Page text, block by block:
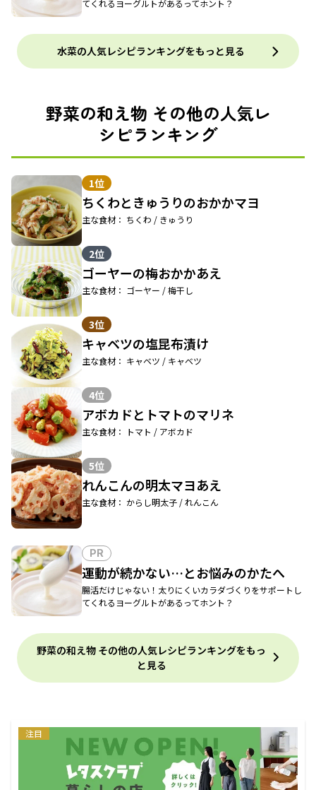
てくれるヨーグルトがあるってホント？
水菜の人気レシピランキングをもっと見る
野菜の和え物 その他の人気レ
シピランキング
1位
ちくわときゅうりのおかかマヨ
主な食材： ちくわ / きゅうり
2位
ゴーヤーの梅おかかあえ
主な食材： ゴーヤー / 梅干し
3位
キャベツの塩昆布漬け
主な食材： キャベツ / キャベツ
4位
アボカドとトマトのマリネ
主な食材： トマト / アボカド
5位
れんこんの明太マヨあえ
主な食材： からし明太子 / れんこん
PR
運動が続かない…とお悩みのかたへ
腸活だけじゃない！太りにくいカラダづくりをサポートし
てくれるヨーグルトがあるってホント？
野菜の和え物 その他の人気レシピランキングをもっ
と見る
注目